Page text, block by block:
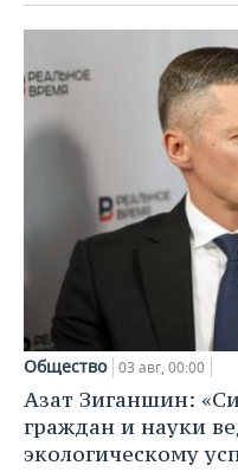
Общество 03 авг, 00:00
Азат Зиганшин:
граждан и науки
экологическому